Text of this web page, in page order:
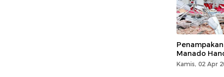
Manado
Kamis, 02 Apr